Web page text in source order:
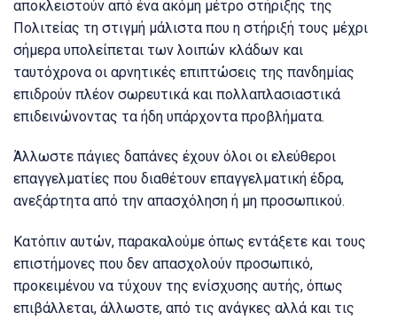
αποκλειστούν από ένα ακόμη μέτρο στήριξης της
Πολιτείας τη στιγμή μάλιστα που η στήριξή τους μέχρι
σήμερα υπολείπεται των λοιπών κλάδων και
ταυτόχρονα οι αρνητικές επιπτώσεις της πανδημίας
επιδρούν πλέον σωρευτικά και πολλαπλασιαστικά
επιδεινώνοντας τα ήδη υπάρχοντα προβλήματα.
Άλλωστε πάγιες δαπάνες έχουν όλοι οι ελεύθεροι
επαγγελματίες που διαθέτουν επαγγελματική έδρα,
ανεξάρτητα από την απασχόληση ή μη προσωπικού.
Κατόπιν αυτών, παρακαλούμε όπως εντάξετε και τους
επιστήμονες που δεν απασχολούν προσωπικό,
προκειμένου να τύχουν της ενίσχυσης αυτής, όπως
επιβάλλεται, άλλωστε, από τις ανάγκες αλλά και τις